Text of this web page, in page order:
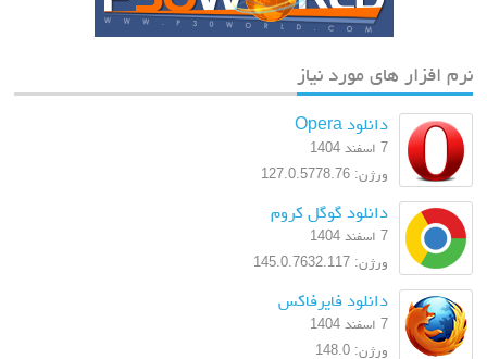
مورد نیاز
دانلود Opera
ورژن: 127.0.5778.76
دانلود گوگل کروم
ورژن: 145.0.7632.117
دانلود فایرفاکس
ورژن: 148.0